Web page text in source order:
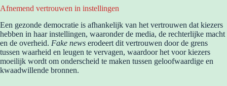
Afnemend vertrouwen in instellingen
Een gezonde democratie is afhankelijk van het vertrouwen dat kiezers
hebben in haar instellingen, waaronder de media, de rechterlijke macht
en de overheid. Fake news erodeert dit vertrouwen door de grens
tussen waarheid en leugen te vervagen, waardoor het voor kiezers
moeilijk wordt om onderscheid te maken tussen geloofwaardige en
kwaadwillende bronnen.